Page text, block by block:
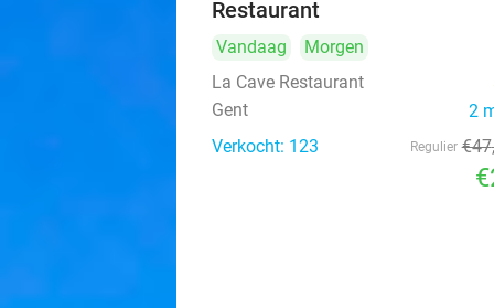
Restaurant
Vandaag
Morgen
La Cave Restaurant
Gent
2
Verkocht: 123
Regulier €47